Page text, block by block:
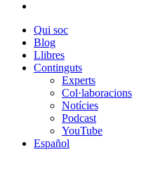
Qui soc
Blog
Llibres
Continguts
Experts
Col·laboracions
Notícies
Podcast
YouTube
Español